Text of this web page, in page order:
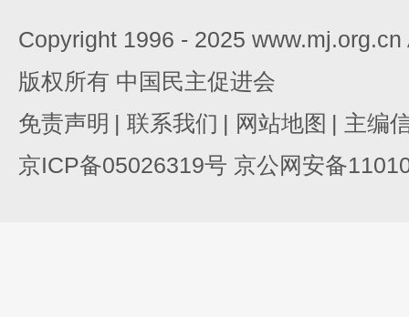
Copyright 1996 - 2025
版权所有 中国民主促进会
免责声明 | 联系我们 | 网站地图 | 主编
京ICP备05026319号 京公网安备